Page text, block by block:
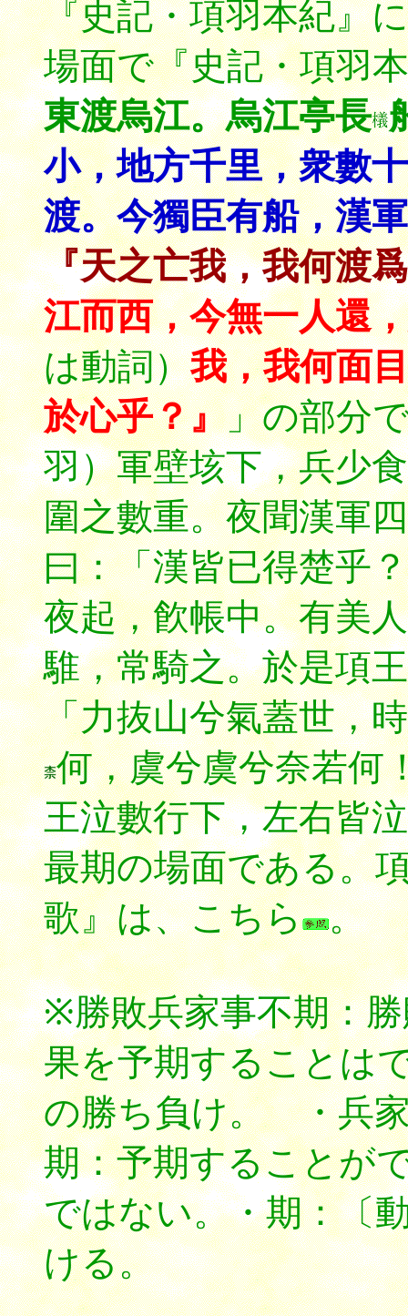
『史記・項羽本紀』
場面で『史記・項羽
東渡烏江。烏江亭長
小，地方千里，衆數
渡。今獨臣有船，漢
『天之亡我，我何渡
江而西，今無一人還
は動詞）我，我何面
於心乎？』」の部分
羽）軍壁垓下，兵少
圍之數重。夜聞漢軍
曰：「漢皆已得楚乎
夜起，飮帳中。有美
騅，常騎之。於是項
「力抜山兮氣蓋世，
何，虞兮虞兮奈若何
王泣數行下，左右皆
最期の場面である。
歌』は、こちら
。
※勝敗兵家事不期：
果を予期することは
の勝ち負け。 ・兵
期：予期することが
ではない。・期：〔
ける。